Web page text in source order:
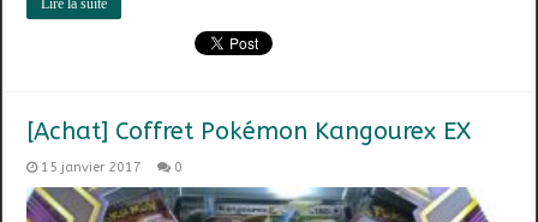
[Achat] Coffret Pokémon Kangourex EX
15 janvier 2017 0